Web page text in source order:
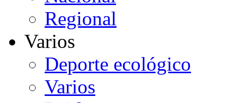
Regional
Varios
Deporte ecológico
Varios